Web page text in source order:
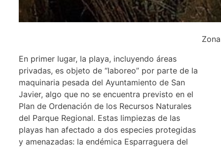
En primer lugar, la playa, incluyendo áreas
privadas, es objeto de “laboreo” por parte de la
maquinaria pesada del Ayuntamiento de San
Javier, algo que no se encuentra previsto en el
Plan de Ordenación de los Recursos Naturales
del Parque Regional. Estas limpiezas de las
playas han afectado a dos especies protegidas
y amenazadas: la endémica Esparraguera del